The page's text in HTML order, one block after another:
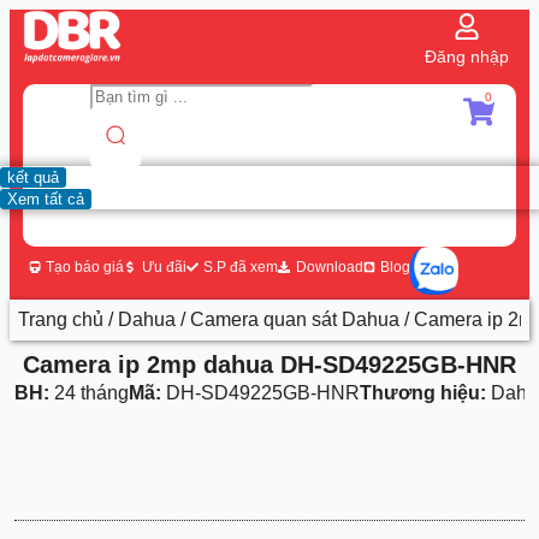
Đăng nhập
kết quả
Xem tất cả
0
Tạo báo giá Ưu đãi S.P đã xem Download Blog
Trang chủ / Dahua /Camera quan sát Dahua / Camera ip
Camera ip 2mp dahua DH-SD49225GB-HNR
BH: 24 tháng Mã: DH-SD49225GB-HNRThương hiệu: